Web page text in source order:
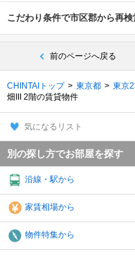
こだわり条件で市区郡から再検
前のページへ戻る
CHINTAIトップ 東京都 東京
畑III 2階の賃貸物件
気になるリスト
別の探し方でお部屋を探す
沿線・駅から
家賃相場から
物件特集から